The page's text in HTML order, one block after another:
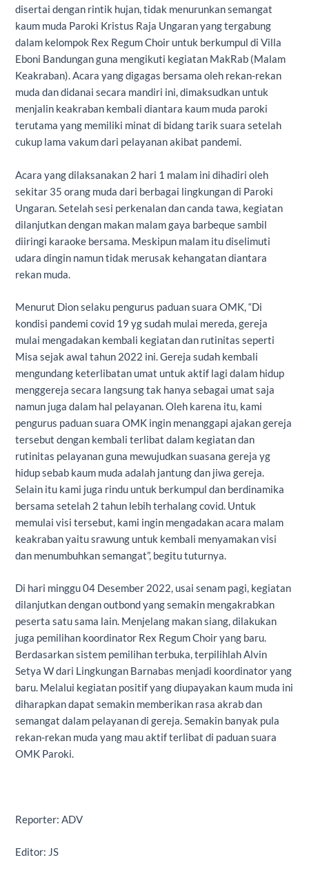
disertai dengan rintik hujan, tidak menurunkan semangat
kaum muda Paroki Kristus Raja Ungaran yang tergabung
dalam kelompok Rex Regum Choir untuk berkumpul di Villa
Eboni Bandungan guna mengikuti kegiatan MakRab (Malam
Keakraban). Acara yang digagas bersama oleh rekan-rekan
muda dan didanai secara mandiri ini, dimaksudkan untuk
menjalin keakraban kembali diantara kaum muda paroki
terutama yang memiliki minat di bidang tarik suara setelah
cukup lama vakum dari pelayanan akibat pandemi.
Acara yang dilaksanakan 2 hari 1 malam ini dihadiri oleh
sekitar 35 orang muda dari berbagai lingkungan di Paroki
Ungaran. Setelah sesi perkenalan dan canda tawa, kegiatan
dilanjutkan dengan makan malam gaya barbeque sambil
diiringi karaoke bersama. Meskipun malam itu diselimuti
udara dingin namun tidak merusak kehangatan diantara
rekan muda.
Menurut Dion selaku pengurus paduan suara OMK, “Di
kondisi pandemi covid 19 yg sudah mulai mereda, gereja
mulai mengadakan kembali kegiatan dan rutinitas seperti
Misa sejak awal tahun 2022 ini. Gereja sudah kembali
mengundang keterlibatan umat untuk aktif lagi dalam hidup
menggereja secara langsung tak hanya sebagai umat saja
namun juga dalam hal pelayanan. Oleh karena itu, kami
pengurus paduan suara OMK ingin menanggapi ajakan gereja
tersebut dengan kembali terlibat dalam kegiatan dan
rutinitas pelayanan guna mewujudkan suasana gereja yg
hidup sebab kaum muda adalah jantung dan jiwa gereja.
Selain itu kami juga rindu untuk berkumpul dan berdinamika
bersama setelah 2 tahun lebih terhalang covid. Untuk
memulai visi tersebut, kami ingin mengadakan acara malam
keakraban yaitu srawung untuk kembali menyamakan visi
dan menumbuhkan semangat”, begitu tuturnya.
Di hari minggu 04 Desember 2022, usai senam pagi, kegiatan
dilanjutkan dengan outbond yang semakin mengakrabkan
peserta satu sama lain. Menjelang makan siang, dilakukan
juga pemilihan koordinator Rex Regum Choir yang baru.
Berdasarkan sistem pemilihan terbuka, terpilihlah Alvin
Setya W dari Lingkungan Barnabas menjadi koordinator yang
baru. Melalui kegiatan positif yang diupayakan kaum muda ini
diharapkan dapat semakin memberikan rasa akrab dan
semangat dalam pelayanan di gereja. Semakin banyak pula
rekan-rekan muda yang mau aktif terlibat di paduan suara
OMK Paroki.
Reporter: ADV
Editor: JS